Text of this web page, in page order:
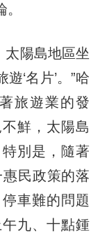
陽島地區坐
‘名片’。”哈
旅遊業的發
鮮， 太陽島
別是，隨著
民政策的落
車難的問題
九、十點鍾